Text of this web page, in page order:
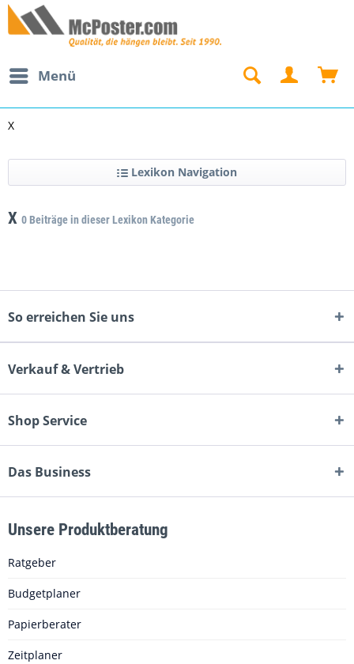
Menü
X
Lexikon Navigation
X 0 Beiträge in dieser Lexikon Kategorie
So erreichen Sie uns
Verkauf & Vertrieb
Shop Service
Das Business
Unsere Produktberatung
Ratgeber
Budgetplaner
Papierberater
Zeitplaner